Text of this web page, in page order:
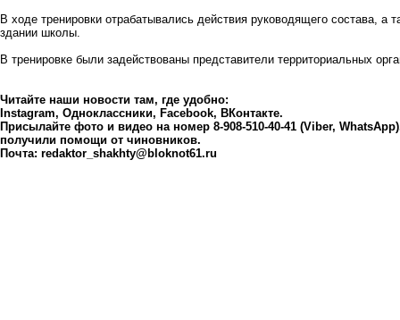
В ходе тренировки отрабатывались действия руководящего состава, а
здании школы.
В тренировке были задействованы представители территориальных
Читайте наши новости там, где удобно:
Instagram, Одноклассники, Facebook, ВКонтакте.
Присылайте фото и видео на номер 8-908-510-40-41 (Viber,
получили помощи от чиновников.
Почта: redaktor_shakhty@bloknot61.ru